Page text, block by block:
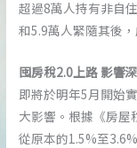
超過8萬人持有非自
和5.9萬人緊隨其後
囤房稅2.0上路 影響
即將於明年5月開始
大影響。根據《房屋
從原本的1.5%至